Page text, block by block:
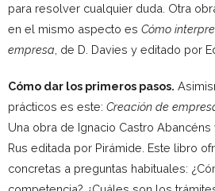
para resolver cualquier duda. Otra
en el mismo aspecto es Cómo
empresa , de D. Davies y editado por
Cómo dar los primeros pasos.
prácticos es este: Creación de
Una obra de Ignacio Castro Abancéns
Rus editada por Pirámide. Este libro
concretas a preguntas habituales: